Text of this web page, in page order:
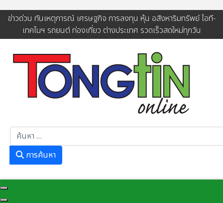
ข่าวด่วน ทันเหตุการณ์ เศรษฐกิจ การลงทุน หุ้น อสังหาริมทรัพย์ ไอที-
เทคโนฯ รถยนต์ ท่องเที่ยว ต่างประเทศ รวดเร็วสดใหม่ทุกวัน
การค้นหา